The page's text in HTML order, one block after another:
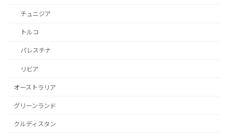
チュニジア
トルコ
パレスチナ
リビア
オーストラリア
グリーンランド
クルディスタン